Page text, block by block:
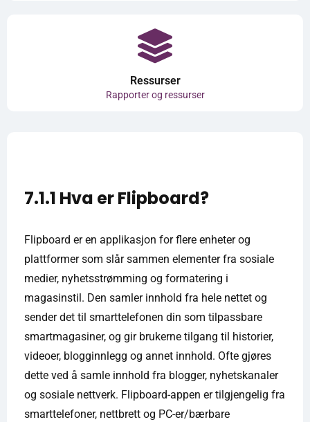
Ressurser
Rapporter og ressurser
7.1.1 Hva er Flipboard?
Flipboard er en applikasjon for flere enheter og
plattformer som slår sammen elementer fra sosiale
medier, nyhetsstrømming og formatering i
magasinstil. Den samler innhold fra hele nettet og
sender det til smarttelefonen din som tilpassbare
smartmagasiner, og gir brukerne tilgang til historier,
videoer, blogginnlegg og annet innhold. Ofte gjøres
dette ved å samle innhold fra blogger, nyhetskanaler
og sosiale nettverk. Flipboard-appen er tilgjengelig fra
smarttelefoner, nettbrett og PC-er/bærbare